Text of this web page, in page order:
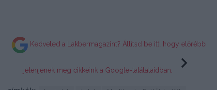
Kedveled a Lakbermagazint? Állítsd be itt, hogy előrébb
jelenjenek meg cikkeink a Google-találataidban.